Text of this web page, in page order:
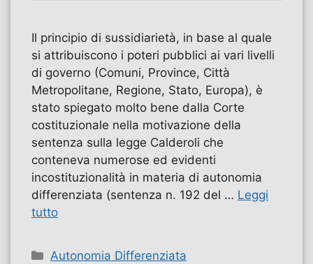
Il principio di sussidiarietà, in base al quale
si attribuiscono i poteri pubblici ai vari livelli
di governo (Comuni, Province, Città
Metropolitane, Regione, Stato, Europa), è
stato spiegato molto bene dalla Corte
costituzionale nella motivazione della
sentenza sulla legge Calderoli che
conteneva numerose ed evidenti
incostituzionalità in materia di autonomia
differenziata (sentenza n. 192 del … Leggi
tutto
Categorie
Autonomia Differenziata